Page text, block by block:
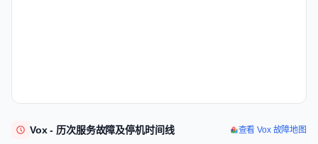
Vox - 历次服务故障及停机时间线 查看 Vox 故障地图